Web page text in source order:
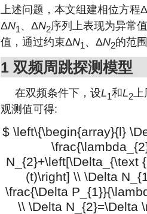
上述问题，本文组建相位方程Δ
ΔN1、ΔN2序列上表现为异常
值，通过约束ΔN1、ΔN2的范
1 双频周跳探测模型
在双频条件下，设L1和L2
观测值可得:
$ \left\{\begin{array}{l}
N_{2}+\left[\Delta_{\text
(t)\right] \\ \Delta
\frac{\Delta
\\ \Delta N_{2}=\Delta